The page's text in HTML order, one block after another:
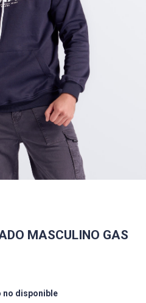
MASCULINO GAS
no disponible